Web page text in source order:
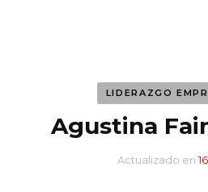
LIDERAZGO
Agustina
Actualizado en